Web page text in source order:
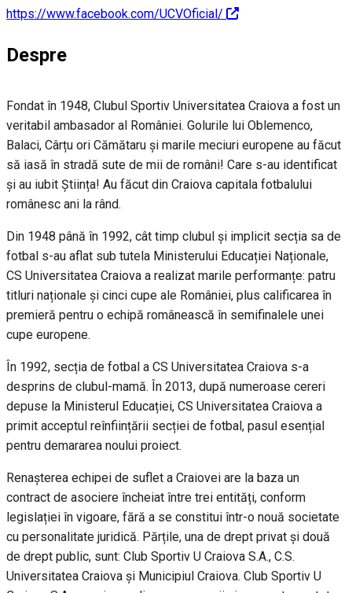
https://www.facebook.com/UCVOficial/
Despre
Fondat în 1948, Clubul Sportiv Universitatea Craiova a fost un
veritabil ambasador al României. Golurile lui Oblemenco,
Balaci, Cârțu ori Cămătaru și marile meciuri europene au făcut
să iasă în stradă sute de mii de români! Care s-au identificat
și au iubit Știința! Au făcut din Craiova capitala fotbalului
românesc ani la rând.
Din 1948 până în 1992, cât timp clubul și implicit secția sa de
fotbal s-au aflat sub tutela Ministerului Educației Naționale,
CS Universitatea Craiova a realizat marile performanțe: patru
titluri naționale și cinci cupe ale României, plus calificarea în
premieră pentru o echipă românească în semifinalele unei
cupe europene.
În 1992, secția de fotbal a CS Universitatea Craiova s-a
desprins de clubul-mamă. În 2013, după numeroase cereri
depuse la Ministerul Educației, CS Universitatea Craiova a
primit acceptul reînființării secției de fotbal, pasul esențial
pentru demararea noului proiect.
Renașterea echipei de suflet a Craiovei are la baza un
contract de asociere încheiat între trei entități, conform
legislației în vigoare, fără a se constitui într-o nouă societate
cu personalitate juridică. Părțile, una de drept privat și două
de drept public, sunt: Club Sportiv U Craiova S.A., C.S.
Universitatea Craiova și Municipiul Craiova. Club Sportiv U